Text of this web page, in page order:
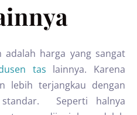
adalah harga yang sangat
tas lainnya. Karena
lebih terjangkau dengan
Seperti halnya